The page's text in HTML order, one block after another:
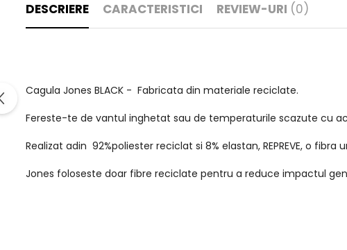
DESCRIERE CARACTERISTICI REVIEW-URI (0)
Cagula Jones BLACK - Fabricata din materiale reciclate.
Fereste-te de vantul inghetat sau de temperaturile scazute cu
Realizat adin 92%poliester reciclat si 8% elastan, REPREVE, o
Jones foloseste doar fibre reciclate pentru a reduce impactul